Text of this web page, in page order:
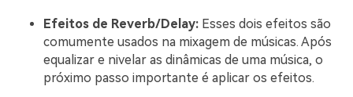
Efeitos de Reverb/Delay: Esses dois efeitos são
comumente usados na mixagem de músicas. Após
equalizar e nivelar as dinâmicas de uma música, o
próximo passo importante é aplicar os efeitos.